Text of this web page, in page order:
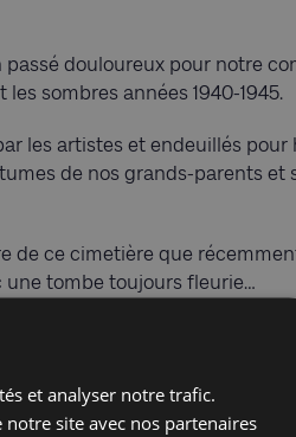
douloureux pour notre
sombres années 1940-1945.
les artistes et endeuillés pour
de nos grands-parents et
de ce cimetière que
une tombe toujours fleurie…
les nombreuses particularités
au 0493 454 585
et analyser notre trafic.
site avec nos partenaires